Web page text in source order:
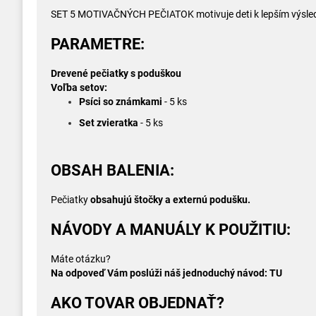
SET 5 MOTIVAČNÝCH PEČIATOK motivuje deti k lepším
PARAMETRE:
Drevené pečiatky s poduškou
Voľba setov:
Psíci so známkami - 5 ks
Set zvieratka - 5 ks
OBSAH BALENIA:
Pečiatkyobsahujú štočky a externú podušku.
NÁVODY A MANUÁLY K POUŽITIU:
Máte otázku?
Na odpoveď Vám poslúži náš jednoduchý návod: TU
AKO TOVAR OBJEDNAŤ?